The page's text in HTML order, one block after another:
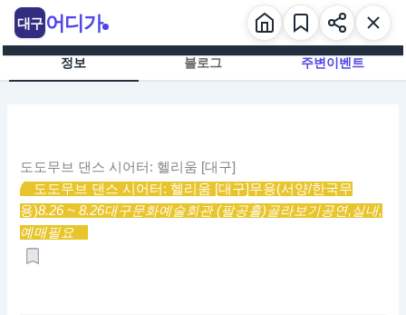
츠
정보 블로그 주변이벤트
도도무브 댄스 시어터: 헬리움 [대구]
도도무브 댄스 시어터: 헬리움 [대구]무용(서양/한국무
용)8.26 ~ 8.26대구문화예술회관 (팔공홀)골라보기공연,실내,
예매필요
대구 어디가